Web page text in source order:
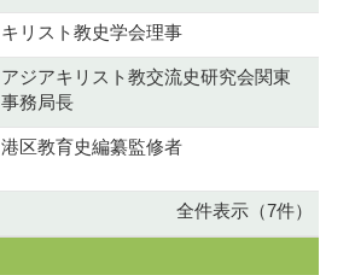
キリスト教史学会理事
アジアキリスト教交流史研究会関東
事務局長
港区教育史編纂監修者
全件表示（7件）